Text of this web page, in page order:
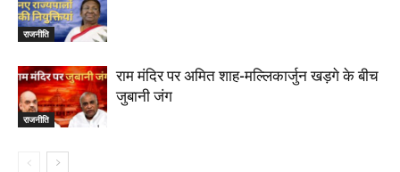
राजनीति
राजनीति
राम मंदिर पर अमित शाह-मल्लिकार्जुन खड़गे के बीच
जुबानी जंग